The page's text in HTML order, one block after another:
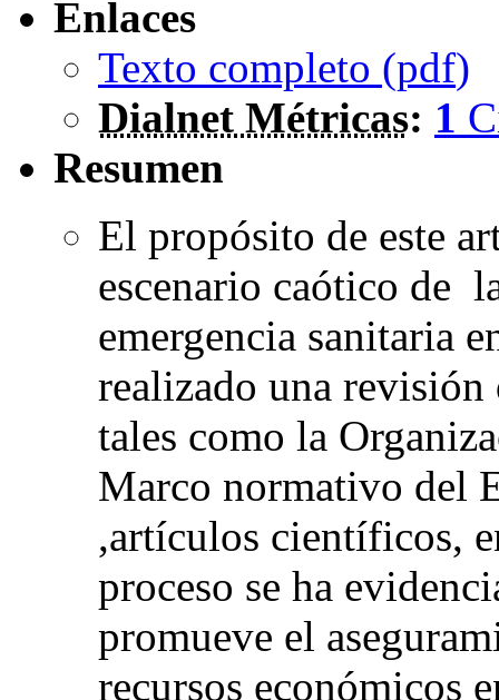
Enlaces
Texto completo (pdf)
Dialnet Métricas: 1
Resumen
El propósito de este
escenario caótico de
emergencia sanitaria
realizado una
tales como la
Marco normativo del
,artículos científicos,
proceso se ha
promueve el
recursos económicos